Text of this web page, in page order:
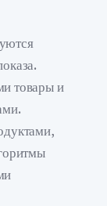
товары и